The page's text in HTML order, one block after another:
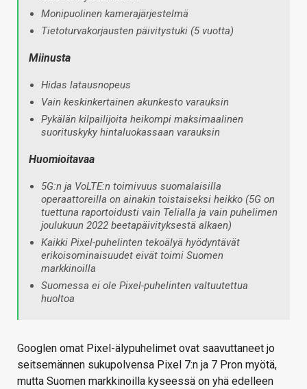
Monipuolinen kamerajärjestelmä
Tietoturvakorjausten päivitystuki (5 vuotta)
Miinusta
Hidas latausnopeus
Vain keskinkertainen akunkesto varauksin
Pykälän kilpailijoita heikompi maksimaalinen
suorituskyky hintaluokassaan varauksin
Huomioitavaa
5G:n ja VoLTE:n toimivuus suomalaisilla
operaattoreilla on ainakin toistaiseksi heikko (5G on
tuettuna raportoidusti vain Telialla ja vain puhelimen
joulukuun 2022 beetapäivityksestä alkaen)
Kaikki Pixel-puhelinten tekoälyä hyödyntävät
erikoisominaisuudet eivät toimi Suomen
markkinoilla
Suomessa ei ole Pixel-puhelinten valtuutettua
huoltoa
Googlen omat Pixel-älypuhelimet ovat saavuttaneet jo
seitsemännen sukupolvensa Pixel 7:n ja 7 Pron myötä,
mutta Suomen markkinoilla kyseessä on yhä edelleen